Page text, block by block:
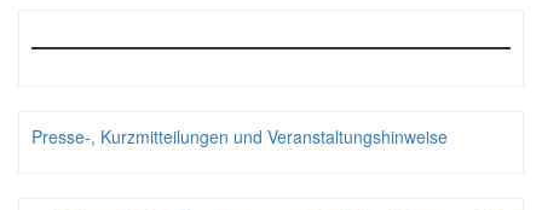
Presse-, Kurzmitteilungen und Veranstaltungshinweise